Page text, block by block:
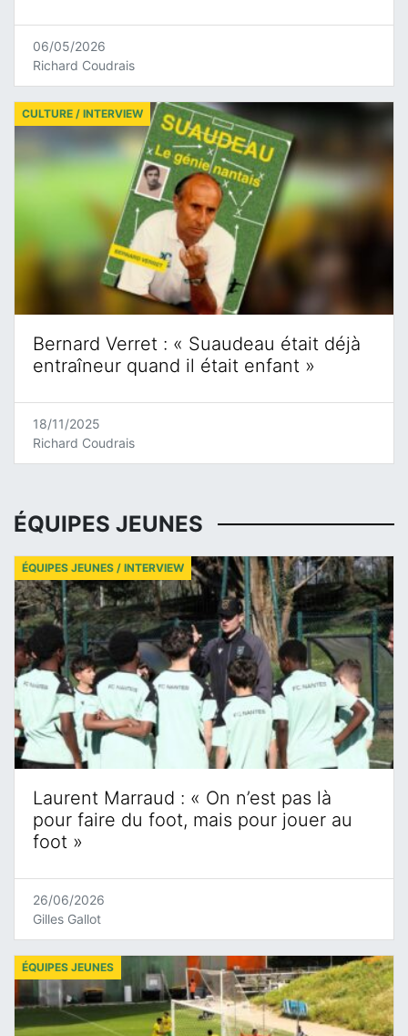
06/05/2026
Richard Coudrais
Bernard Verret : « Suaudeau était déjà
entraîneur quand il était enfant »
CULTURE / INTERVIEW
18/11/2025
Richard Coudrais
ÉQUIPES JEUNES
Laurent Marraud : « On n’est pas là
pour faire du foot, mais pour jouer au
foot »
ÉQUIPES JEUNES / INTERVIEW
26/06/2026
Gilles Gallot
ÉQUIPES JEUNES